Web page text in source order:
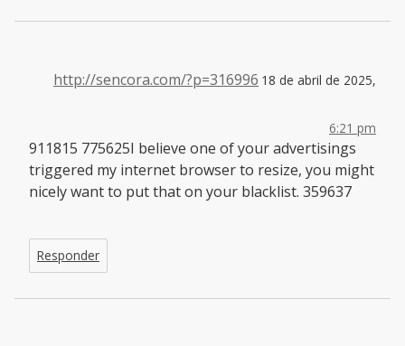
http://sencora.com/?p=316996 18 de abril de 2025,
6:21 pm
911815 775625I believe one of your advertisings
triggered my internet browser to resize, you might
nicely want to put that on your blacklist. 359637
Responder